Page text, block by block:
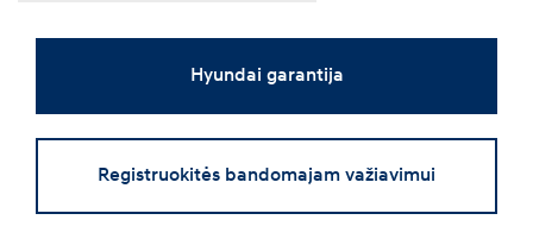
Hyundai garantija
Registruokitės bandomajam važiavimui